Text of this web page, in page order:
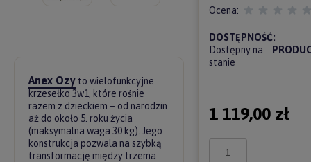
Anex Ozy to wielofunkcyjne
krzesełko 3w1, które rośnie
razem z dzieckiem – od narodzin
aż do około 5. roku życia
(maksymalna waga 30 kg). Jego
konstrukcja pozwala na szybką
transformację między trzema
Ocena:
DOSTĘPNOŚĆ:
Dostępny na
stanie
1 119,00 zł